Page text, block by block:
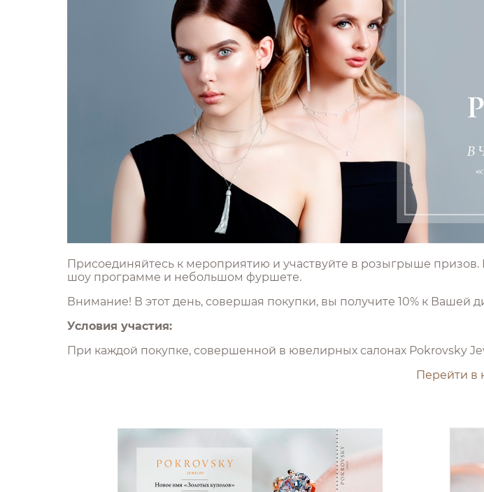
Присоединяйтесь к мероприятию и участвуйте в розыгрыше
шоу программе и небольшом фуршете.
Внимание! В этот день, совершая покупки, вы получите 10% к Вашей
Условия участия:
При каждой покупке, совершенной в ювелирных салонах Pokrovsky
Перейти в